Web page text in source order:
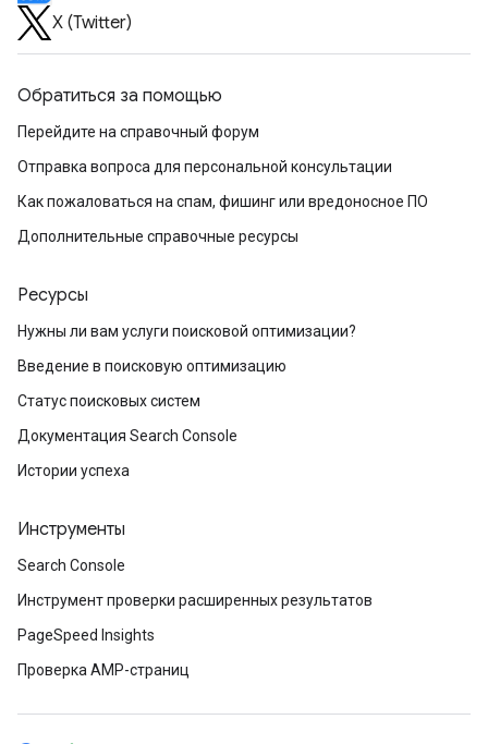
X (Twitter)
Обратиться за помощью
Перейдите на справочный форум
Отправка вопроса для персональной консультации
Как пожаловаться на спам, фишинг или вредоносное ПО
Дополнительные справочные ресурсы
Ресурсы
Нужны ли вам услуги поисковой оптимизации?
Введение в поисковую оптимизацию
Статус поисковых систем
Документация Search Console
Истории успеха
Инструменты
Search Console
Инструмент проверки расширенных результатов
PageSpeed Insights
Проверка AMP-страниц